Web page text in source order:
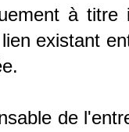
à titre
existant
de